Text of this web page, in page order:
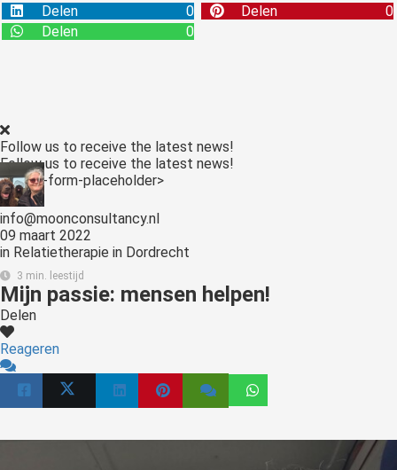
Delen
0 Delen
0
Delen
0
Follow us to receive the latest news!
Follow us to receive the latest news!
<:optin-form-placeholder>
info@moonconsultancy.nl
09 maart 2022
in Relatietherapie in Dordrecht
3 min. leestijd
Mijn passie: mensen helpen!
Delen
Reageren